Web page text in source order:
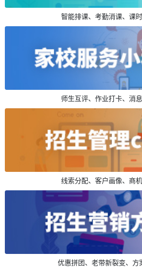
智能排课、考勤消课、课
师生互评、作业打卡、消
线索分配、客户画像、商
优惠拼团、老带新裂变、方